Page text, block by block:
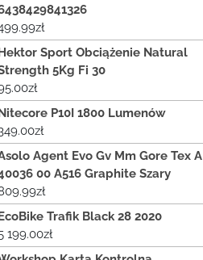
zł
Sport Obciążenie Natural
5Kg Fi 30
zł
P10I 1800 Lumenów
zł
Agent Evo Gv Mm Gore Tex A
00 A516 Graphite Szary
zł
Trafik Black 28 2020
199.00zł